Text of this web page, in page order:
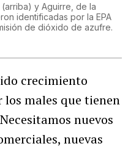
y Aguirre, de la
identificadas por la EPA
de dióxido de azufre.
crecimiento
males que tienen
nuevos
nuevas